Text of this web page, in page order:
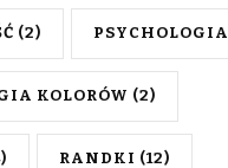
(2) PSYCHOLOGIA
KOLORÓW (2)
RANDKI (12)